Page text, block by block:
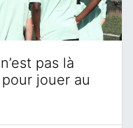
pas là
jouer au